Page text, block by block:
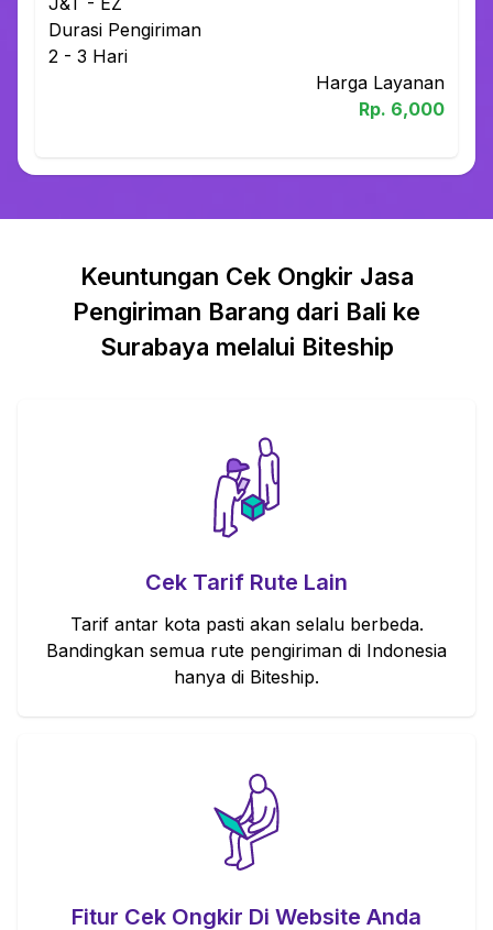
Durasi Pengiriman
2 - 3 Hari
Harga Layanan
Rp. 6,000
Keuntungan Cek Ongkir Jasa
Pengiriman Barang dari Bali ke
Surabaya melalui Biteship
Cek Tarif Rute Lain
Tarif antar kota pasti akan selalu berbeda.
Bandingkan semua rute pengiriman di Indonesia
hanya di Biteship.
Fitur Cek Ongkir Di Website Anda